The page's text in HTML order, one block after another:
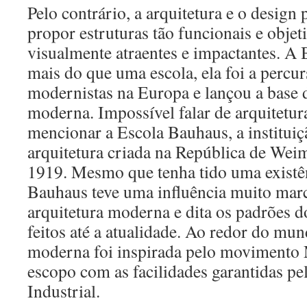
Pelo contrário, a arquitetura e o design
propor estruturas tão funcionais e
visualmente atraentes e impactantes.
mais do que uma escola, ela foi a
modernistas na Europa e lançou a base
moderna. Impossível falar de
mencionar a Escola Bauhaus, a
arquitetura criada na República de
1919. Mesmo que tenha tido uma
Bauhaus teve uma influência muito
arquitetura moderna e dita os padrões
feitos até a atualidade. Ao redor do
moderna foi inspirada pelo movimento
escopo com as facilidades garantidas
Industrial.